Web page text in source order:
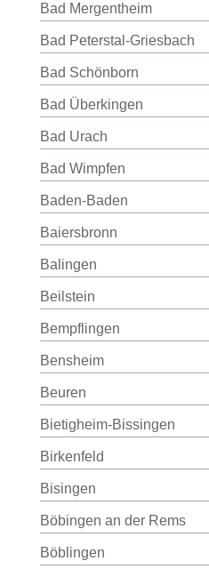
Bad Mergentheim
Bad Peterstal-Griesbach
Bad Schönborn
Bad Überkingen
Bad Urach
Bad Wimpfen
Baden-Baden
Baiersbronn
Balingen
Beilstein
Bempflingen
Bensheim
Beuren
Bietigheim-Bissingen
Birkenfeld
Bisingen
Böbingen an der Rems
Böblingen